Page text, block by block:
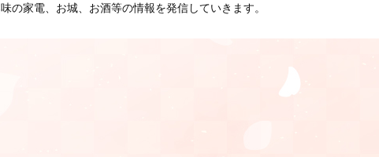
の家電、お城、お酒等の情報を発信していきます。